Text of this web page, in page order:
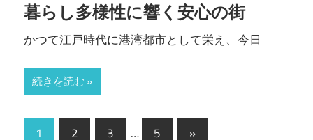
暮らし多様性に響く安心の街
かつて江戸時代に港湾都市として栄え、今日
続きを読む
投
1 2 3 … 5
次
»